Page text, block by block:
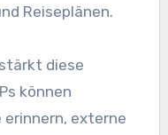
Reiseplänen.
diese
können
externe